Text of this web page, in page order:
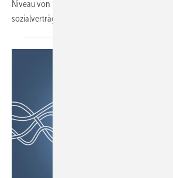
Niveau von Neubauten ausreichend zu
sozialverträglich.